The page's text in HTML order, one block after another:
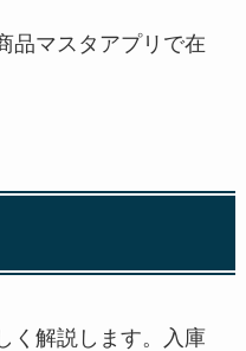
品マスタアプリで在
く解説します。入庫